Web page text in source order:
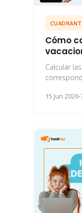
Cómo
(y qué
Calcular
rollos
15 Jun 2026